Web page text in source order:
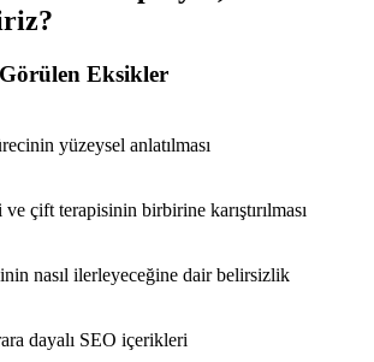
Eksikler
yüzeysel anlatılması
çift terapisinin birbirine karıştırılması
nasıl ilerleyeceğine dair belirsizlik
dayalı SEO içerikleri